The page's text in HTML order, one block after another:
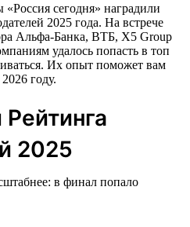
сегодня» наградили
2025 года. На встрече
Альфа-Банка, ВТБ, X5 Group
удалось попасть в топ
Их опыт поможет вам
году.
Рейтинга
2025
в финал попало